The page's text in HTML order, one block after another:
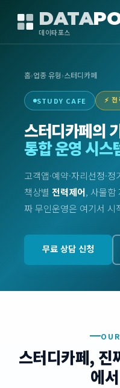
DATA
데이타포스
홈›업종 유형›스터디카페
STUDY CAFE ⚡
스터디카페의
통합 운영 시스
고객앱·예약·자리선정·
책상별 전력제어, 사물함
짜 무인운영은 여기서 시
무료 상담 신청
스터디카페, 진
에